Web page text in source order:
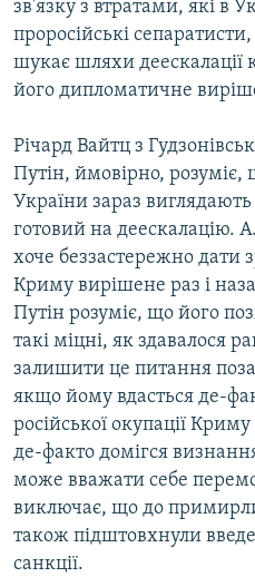
зв'язку з втратами, які в
проросійські
шукає шляхи деескалації
його дипломатичне
Річард Вайтц з
Путін, ймовірно, розуміє,
України зараз
готовий на деескалацію.
хоче беззастережно дати
Криму вирішене раз і
Путін розуміє, що його
такі міцні, як здавалося
залишити це питання
якщо йому вдасться де-
російської окупації
де-факто домігся визнання
може вважати себе
виключає, що до
також підштовхнули
санкції.